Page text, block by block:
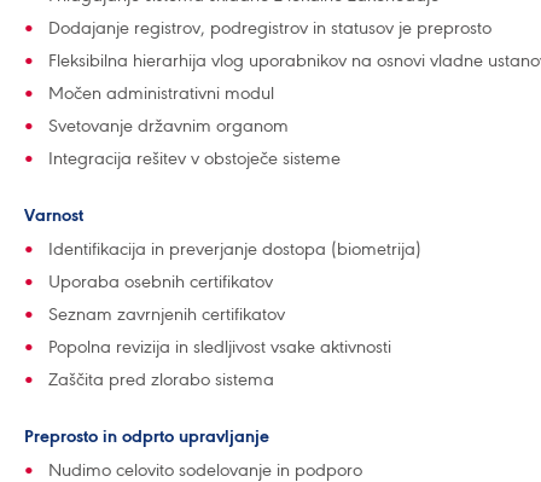
Dodajanje registrov, podregistrov in statusov je preprosto
Fleksibilna hierarhija vlog uporabnikov na osnovi vladne
Močen administrativni modul
Svetovanje državnim organom
Integracija rešitev v obstoječe sisteme
Varnost
Identifikacija in preverjanje dostopa (biometrija)
Uporaba osebnih certifikatov
Seznam zavrnjenih certifikatov
Popolna revizija in sledljivost vsake aktivnosti
Zaščita pred zlorabo sistema
Preprosto in odprto upravljanje
Nudimo celovito sodelovanje in podporo